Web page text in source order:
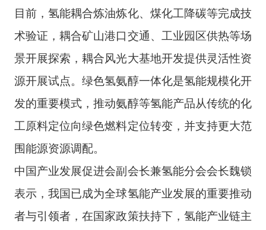
目前，氢能耦合炼油炼化、煤化工降碳等完成技
术验证，耦合矿山港口交通、工业园区供热等场
景开展探索，耦合风光大基地开发提供灵活性资
源开展试点。绿色氢氨醇一体化是氢能规模化开
发的重要模式，推动氨醇等氢能产品从传统的化
工原料定位向绿色燃料定位转变，并支持更大范
围能源资源调配。
中国产业发展促进会副会长兼氢能分会会长魏锁
表示，我国已成为全球氢能产业发展的重要推动
者与引领者，在国家政策扶持下，氢能产业链主